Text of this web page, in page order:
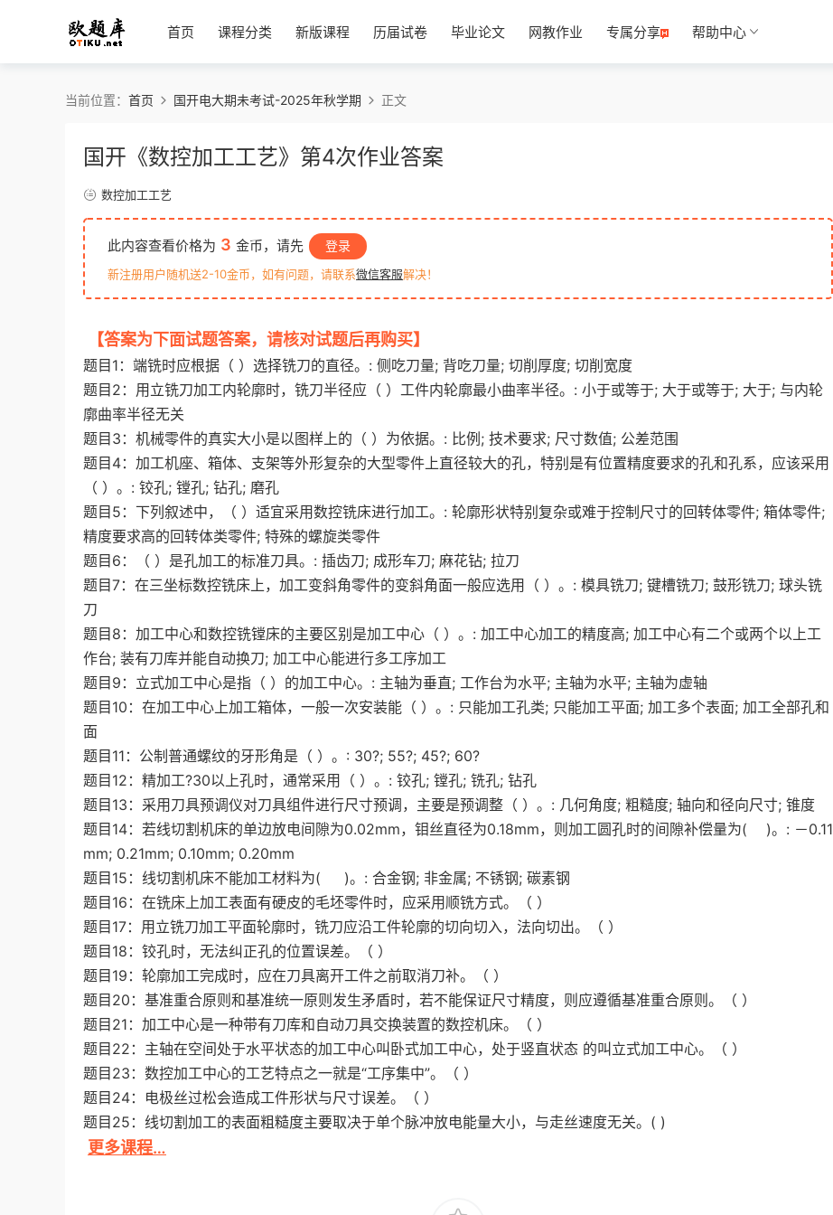
首页 课程分类 新版课程 历届试卷 毕业论文 网教作业 专属分享 帮助中心
当前位置： 首页 国开电大期未考试-2025年秋学期 正文
国开《数控加工工艺》第4次作业答案
数控加工工艺
此内容查看价格为 3 金币，请先 登录
新注册用户随机送2-10金币，如有问题，请联系微信客服解决！
【答案为下面试题答案，请核对试题后再购买】
题目1：端铣时应根据（ ）选择铣刀的直径。: 侧吃刀量; 背吃刀量; 切削厚度; 切削宽度
题目2：用立铣刀加工内轮廓时，铣刀半径应（ ）工件内轮廓最小曲率半径。: 小于或等于; 大于或等于; 大于; 与内轮
廓曲率半径无关
题目3：机械零件的真实大小是以图样上的（ ）为依据。: 比例; 技术要求; 尺寸数值; 公差范围
题目4：加工机座、箱体、支架等外形复杂的大型零件上直径较大的孔，特别是有位置精度要求的孔和孔系，应该采用
（ ）。: 铰孔; 镗孔; 钻孔; 磨孔
题目5：下列叙述中，（ ）适宜采用数控铣床进行加工。: 轮廓形状特别复杂或难于控制尺寸的回转体零件; 箱体零件;
精度要求高的回转体类零件; 特殊的螺旋类零件
题目6：（ ）是孔加工的标准刀具。: 插齿刀; 成形车刀; 麻花钻; 拉刀
题目7：在三坐标数控铣床上，加工变斜角零件的变斜角面一般应选用（ ）。: 模具铣刀; 键槽铣刀; 鼓形铣刀; 球头铣
刀
题目8：加工中心和数控铣镗床的主要区别是加工中心（ ）。: 加工中心加工的精度高; 加工中心有二个或两个以上工
作台; 装有刀库并能自动换刀; 加工中心能进行多工序加工
题目9：立式加工中心是指（ ）的加工中心。: 主轴为垂直; 工作台为水平; 主轴为水平; 主轴为虚轴
题目10：在加工中心上加工箱体，一般一次安装能（ ）。: 只能加工孔类; 只能加工平面; 加工多个表面; 加工全部孔和
面
题目11：公制普通螺纹的牙形角是（ ）。: 30?; 55?; 45?; 60?
题目12：精加工?30以上孔时，通常采用（ ）。: 铰孔; 镗孔; 铣孔; 钻孔
题目13：采用刀具预调仪对刀具组件进行尺寸预调，主要是预调整（ ）。: 几何角度; 粗糙度; 轴向和径向尺寸; 锥度
题目14：若线切割机床的单边放电间隙为0.02mm，钼丝直径为0.18mm，则加工圆孔时的间隙补偿量为( )。: －0.11
mm; 0.21mm; 0.10mm; 0.20mm
题目15：线切割机床不能加工材料为( )。: 合金钢; 非金属; 不锈钢; 碳素钢
题目16：在铣床上加工表面有硬皮的毛坯零件时，应采用顺铣方式。（ ）
题目17：用立铣刀加工平面轮廓时，铣刀应沿工件轮廓的切向切入，法向切出。（ ）
题目18：铰孔时，无法纠正孔的位置误差。（ ）
题目19：轮廓加工完成时，应在刀具离开工件之前取消刀补。（ ）
题目20：基准重合原则和基准统一原则发生矛盾时，若不能保证尺寸精度，则应遵循基准重合原则。（ ）
题目21：加工中心是一种带有刀库和自动刀具交换装置的数控机床。（ ）
题目22：主轴在空间处于水平状态的加工中心叫卧式加工中心，处于竖直状态 的叫立式加工中心。（ ）
题目23：数控加工中心的工艺特点之一就是“工序集中”。（ ）
题目24：电极丝过松会造成工件形状与尺寸误差。（ ）
题目25：线切割加工的表面粗糙度主要取决于单个脉冲放电能量大小，与走丝速度无关。( )
更多课程…